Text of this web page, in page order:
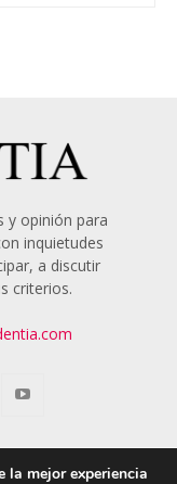
y opinión para
inquietudes
a discutir
criterios.
la mejor experiencia